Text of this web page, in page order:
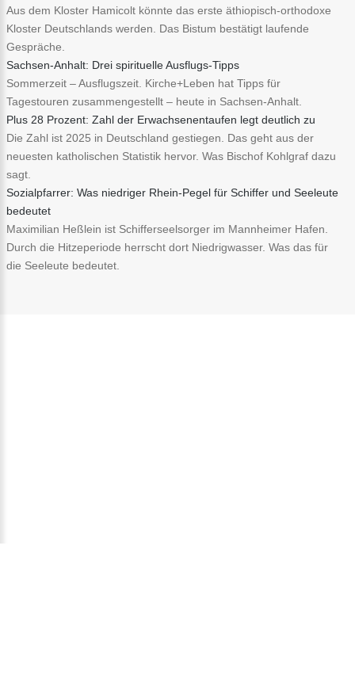
Aus dem Kloster Hamicolt könnte das erste äthiopisch-orthodoxe
Kloster Deutschlands werden. Das Bistum bestätigt laufende
Gespräche.
Sachsen-Anhalt: Drei spirituelle Ausflugs-Tipps
Sommerzeit – Ausflugszeit. Kirche+Leben hat Tipps für
Tagestouren zusammengestellt – heute in Sachsen-Anhalt.
Plus 28 Prozent: Zahl der Erwachsenentaufen legt deutlich zu
Die Zahl ist 2025 in Deutschland gestiegen. Das geht aus der
neuesten katholischen Statistik hervor. Was Bischof Kohlgraf dazu
sagt.
Sozialpfarrer: Was niedriger Rhein-Pegel für Schiffer und Seeleute
bedeutet
Maximilian Heßlein ist Schifferseelsorger im Mannheimer Hafen.
Durch die Hitzeperiode herrscht dort Niedrigwasser. Was das für
die Seeleute bedeutet.